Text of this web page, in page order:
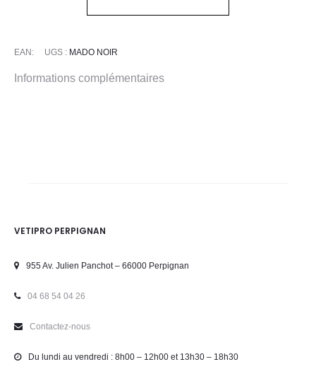
SRC
EAN: UGS : MADO NOIR
Informations complémentaires
VETIPRO PERPIGNAN
955 Av. Julien Panchot – 66000 Perpignan
04 68 54 04 26
Contactez-nous
Du lundi au vendredi : 8h00 – 12h00 et 13h30 – 18h30